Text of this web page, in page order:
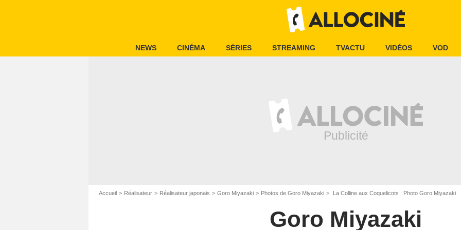
NEWS CINÉMA SÉRIES STREAMING TVACTU VIDÉOS VOD
Accueil Réalisateur Réalisateur japonais Goro Miyazaki Photos de Goro Miyazaki La Colline aux Coquelicots : Photo Goro Miyazaki
Goro Miyazaki